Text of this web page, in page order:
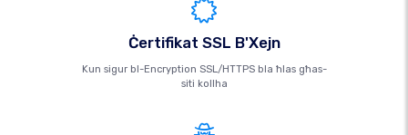
Ċertifikat SSL B'Xejn
Kun sigur bl-Encryption SSL/HTTPS bla ħlas għas-
siti kollha